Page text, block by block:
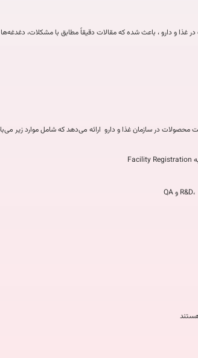
غذا و دارو ، باعث شده که مقالات دقیقاً مطابق با مشکلات،
محصولات در سازمان غذا و دارو ارائه می‌دهد که شامل موارد زیر